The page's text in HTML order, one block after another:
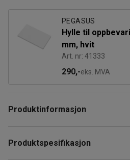
PEGASUS
Hylle til
mm, hvit
Art. nr: 41333
290,-eks. MVA
Produktinformasjon
kan flyttes trinnvis i 50 mm
Produktspesifikasjon